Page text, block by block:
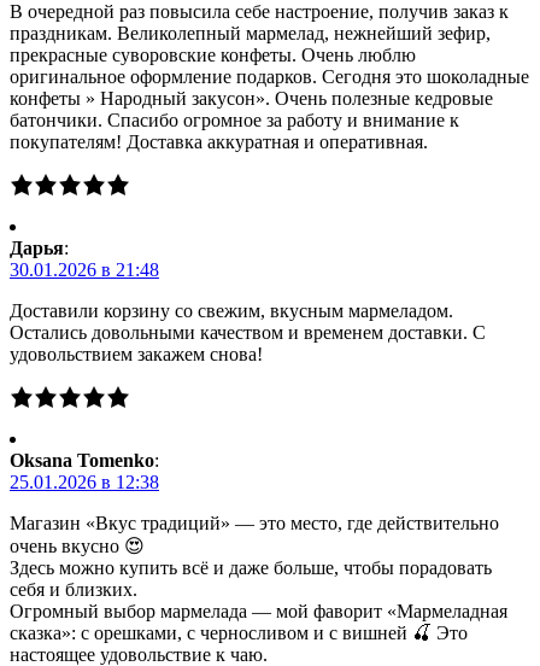
В очередной раз повысила себе настроение, получив заказ к
праздникам. Великолепный мармелад, нежнейший зефир,
прекрасные суворовские конфеты. Очень люблю
оригинальное оформление подарков. Сегодня это шоколадные
конфеты » Народный закусон». Очень полезные кедровые
батончики. Спасибо огромное за работу и внимание к
покупателям! Доставка аккуратная и оперативная.
Дарья:
30.01.2026 в 21:48
Доставили корзину со свежим, вкусным мармеладом.
Остались довольными качеством и временем доставки. С
удовольствием закажем снова!
Oksana Tomenko:
25.01.2026 в 12:38
Магазин «Вкус традиций» — это место, где действительно
очень вкусно 😍
Здесь можно купить всё и даже больше, чтобы порадовать
себя и близких.
Огромный выбор мармелада — мой фаворит «Мармеладная
сказка»: с орешками, с черносливом и с вишней 🍒 Это
настоящее удовольствие к чаю.